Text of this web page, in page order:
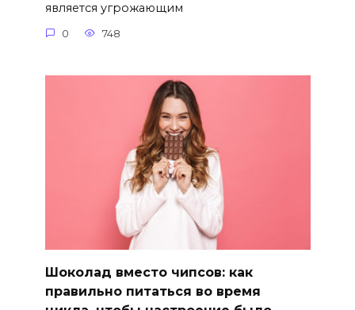
является угрожающим
0 748
Шоколад вместо чипсов: как
правильно питаться во время